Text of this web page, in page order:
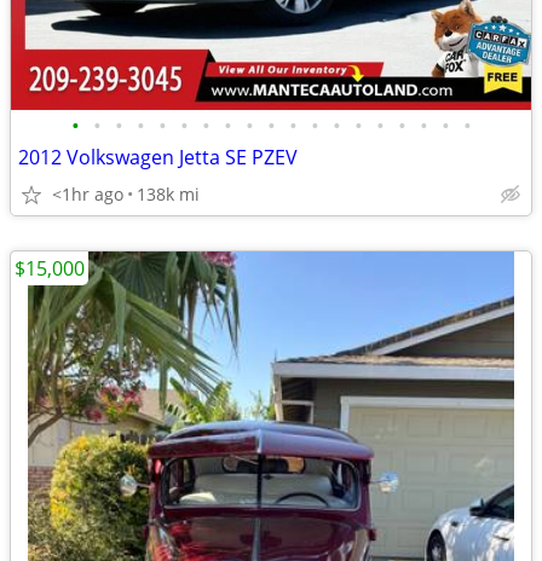
• • • • • • • • • • • • • • • • • • •
2012 Volkswagen Jetta SE PZEV
<1hr ago 138k mi
$15,000